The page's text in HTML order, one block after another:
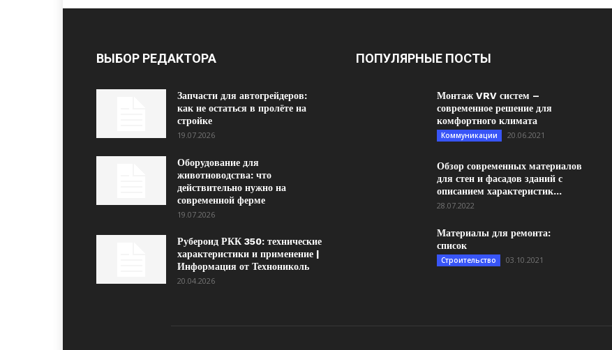
ВЫБОР РЕДАКТОРА
Запчасти для автогрейдеров:
как не остаться в пролёте на
стройке
19.07.2026
Оборудование для
животноводства: что
действительно нужно на
современной ферме
19.07.2026
Рубероид РКК 350: технические
характеристики и применение |
Информация от Технониколь
20.04.2026
ПОПУЛЯРНЫЕ ПОСТЫ
Монтаж VRV систем –
современное решение для
комфортного климата
Коммуникации 20.06.2021
Обзор современных материалов
для стен и фасадов зданий с
описанием характеристик...
28.07.2022
Материалы для ремонта:
список
Строительство 03.10.2021